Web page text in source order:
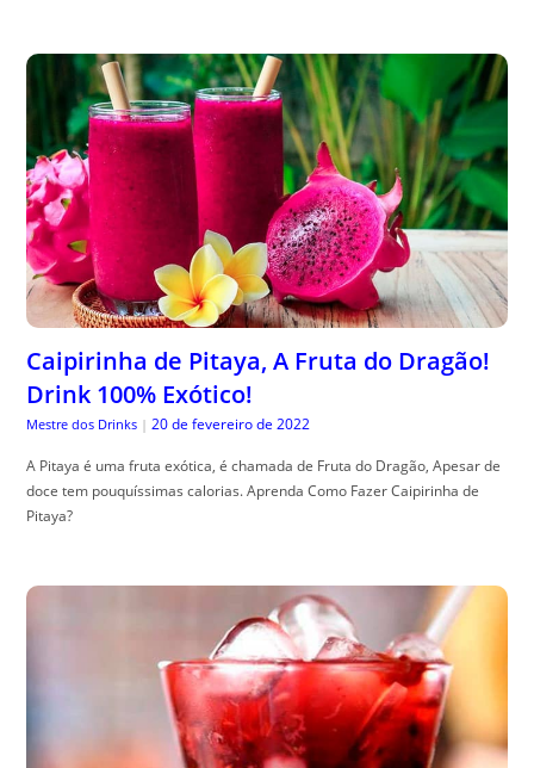
Caipirinha de Pitaya, A Fruta do Dragão!
Drink 100% Exótico!
Mestre dos Drinks | 20 de fevereiro de 2022
A Pitaya é uma fruta exótica, é chamada de Fruta do Dragão, Apesar de
doce tem pouquíssimas calorias. Aprenda Como Fazer Caipirinha de
Pitaya?